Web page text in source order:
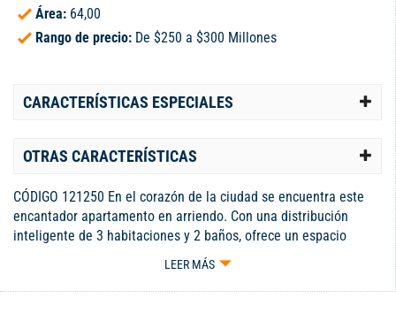
Área: 64,00
Rango de precio: De $250 a $300 Millones
CARACTERÍSTICAS ESPECIALES
OTRAS CARACTERÍSTICAS
CÓDIGO 121250 En el corazón de la ciudad se encuentra este
encantador apartamento en arriendo. Con una distribución
inteligente de 3 habitaciones y 2 baños, ofrece un espacio
acogedor y funcional para toda la familia. Sus 64 metros
privacidad. Además, cuenta con 1 parqueadero para mayor
LEER MÁS